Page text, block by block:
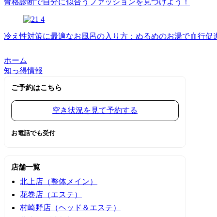
骨格診断で自分に似合うファッションを見つけよう！
冷え性対策に最適なお風呂の入り方：ぬるめのお湯で血行促
ホーム
知っ得情報
ご予約はこちら
空き状況を見て予約する
お電話でも受付
店舗一覧
北上店（整体メイン）
花巻店（エステ）
村崎野店（ヘッド＆エステ）